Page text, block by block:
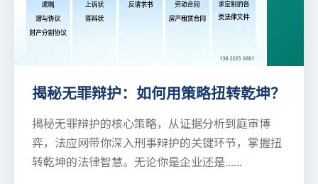
揭秘无罪辩护：如何用策略扭转乾坤？
揭秘无罪辩护的核心策略，从证据分析到庭审博
弈，法应网带你深入刑事辩护的关键环节，掌握扭
转乾坤的法律智慧。无论你是企业还是......